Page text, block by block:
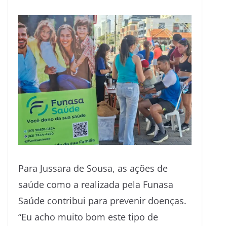
Para Jussara de Sousa, as ações de
saúde como a realizada pela Funasa
Saúde contribui para prevenir doenças.
“Eu acho muito bom este tipo de